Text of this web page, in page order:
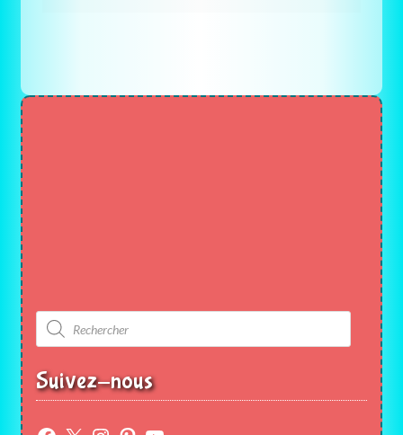
Recherche
de
produits
Suivez-nous